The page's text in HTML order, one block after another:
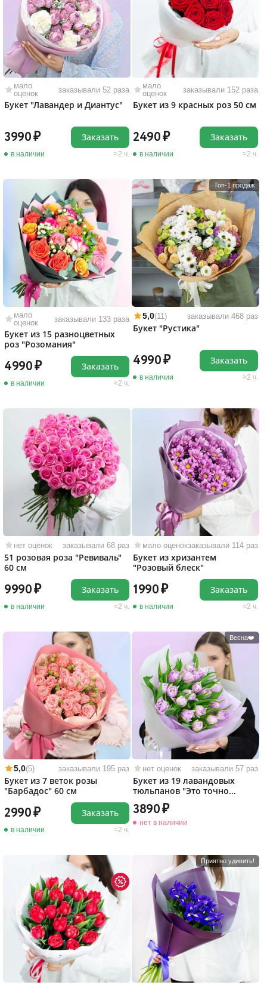
мало
оценок
заказывали 52 раза
Букет "Лавандер и Диантус"
3990
в наличии 2 ч.
Заказать
мало
оценок
заказывали 152 раза
Букет из 9 красных роз 50 см
2490
в наличии 2 ч.
Заказать
мало
оценок
заказывали 133 раза
Букет из 15 разноцветных
роз "Розомания"
4990
в наличии 2 ч.
Заказать
Топ-1 продаж
5,0(11) заказывали 468 раз
Букет "Рустика"
4990
в наличии 2 ч.
Заказать
нет оценок заказывали 68 раз
51 розовая роза "Ревиваль"
60 см
9990
в наличии 2 ч.
Заказать
мало оценокзаказывали 114 раз
Букет из хризантем
"Розовый блеск"
1990
в наличии 2 ч.
Заказать
5,0(5) заказывали 195 раз
Букет из 7 веток розы
"Барбадос" 60 см
2990
в наличии 2 ч.
Заказать
Весна❤️
нет оценок заказывали 57 раз
Букет из 19 лавандовых
тюльпанов "Это точно
любовь!"
3890
нет в наличии
Приятно удивить!